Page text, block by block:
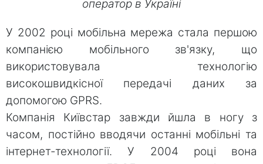
оператор в Україні
У 2002 році мобільна мережа стала першою
компанією мобільного зв'язку, що
використовувала технологію
високошвидкісної передачі даних за
допомогою GPRS.
Компанія Київстар завжди йшла в ногу з
часом, постійно вводячи останні мобільні та
інтернет-технології. У 2004 році вона